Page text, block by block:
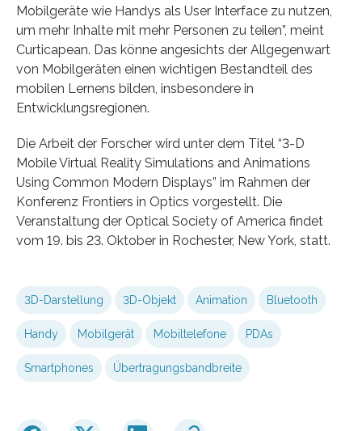
Mobilgeräte wie Handys als User Interface zu nutzen,
um mehr Inhalte mit mehr Personen zu teilen”, meint
Curticapean. Das könne angesichts der Allgegenwart
von Mobilgeräten einen wichtigen Bestandteil des
mobilen Lernens bilden, insbesondere in
Entwicklungsregionen.
Die Arbeit der Forscher wird unter dem Titel “3-D
Mobile Virtual Reality Simulations and Animations
Using Common Modern Displays” im Rahmen der
Konferenz Frontiers in Optics vorgestellt. Die
Veranstaltung der Optical Society of America findet
vom 19. bis 23. Oktober in Rochester, New York, statt.
3D-Darstellung 3D-Objekt Animation Bluetooth
Handy Mobilgerät Mobiltelefone PDAs
Smartphones Übertragungsbandbreite